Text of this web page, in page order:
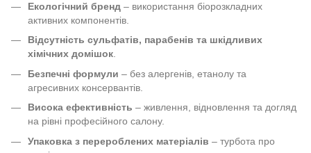
Екологічний бренд – використання біорозкладних
активних компонентів.
Відсутність сульфатів, парабенів та шкідливих
хімічних домішок.
Безпечні формули – без алергенів, етанолу та
агресивних консервантів.
Висока ефективність – живлення, відновлення та догляд
на рівні професійного салону.
Упаковка з перероблених матеріалів – турбота про